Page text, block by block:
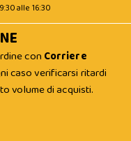
alle 16:30
con Corriere
caso verificarsi ritardi
volume di acquisti.